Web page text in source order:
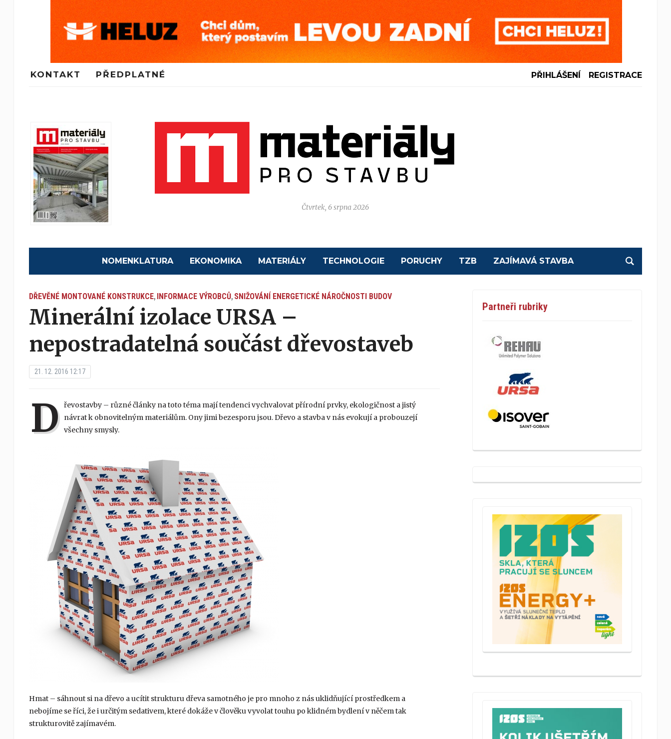
KONTAKT PŘEDPLATNÉ PŘIHLÁŠENÍ REGISTRACE
Čtvrtek, 6 srpna 2026
NOMENKLATURA EKONOMIKA MATERIÁLY TECHNOLOGIE PORUCHY TZB ZAJÍMAVÁ STAVBA
DŘEVĚNÉ MONTOVANÉ KONSTRUKCE, INFORMACE VÝROBCŮ, SNIŽOVÁNÍ ENERGETICKÉ NÁROČNOSTI BUDOV
Minerální izolace URSA –
nepostradatelná součást dřevostaveb
21. 12. 2016 12:17
D řevostavby – různé články na toto téma mají tendenci vychvalovat přírodní prvky, ekologičnost a jistý
návrat k obnovitelným materiálům. Ony jimi bezesporu jsou. Dřevo a stavba v nás evokují a probouzejí
všechny smysly.
Hmat – sáhnout si na dřevo a ucítit strukturu dřeva samotného je pro mnoho z nás uklidňující prostředkem a
nebojíme se říci, že i určitým sedativem, které dokáže v člověku vyvolat touhu po klidném bydlení v něčem tak
strukturovitě zajímavém.
Partneři rubriky